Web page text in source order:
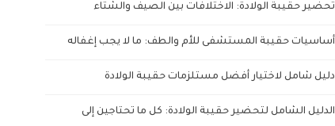
تحضير حقيبة الولادة: الاختلافات بين الصيف والشتاء
أساسيات حقيبة المستشفى للأم والطف: ما لا يجب إغفاله
دليل شامل لاختيار أفضل مستلزمات حقيبة الولادة
الدليل الشامل لتحضير حقيبة الولادة: كل ما تحتاجين إلى